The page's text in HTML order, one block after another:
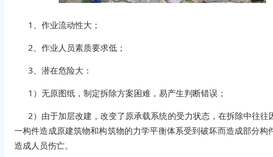
1、作业流动性大；
2、作业人员素质要求低；
3、潜在危险大：
1）无原图纸，制定拆除方案困难，易产生判断错误；
2）由于加层改建，改变了原承载系统的受力状态，在拆除中往往
一构件造成原建筑物和构筑物的力学平衡体系受到破坏而造成部分构
造成人员伤亡。